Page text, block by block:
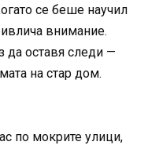
се беше научил
внимание.
да оставя следи —
на стар дом.
по мокрите улици,